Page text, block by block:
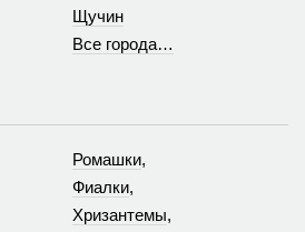
Щучин
Все города…
Ромашки,
Фиалки,
Хризантемы,